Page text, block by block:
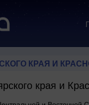
КРАЯ И
края и